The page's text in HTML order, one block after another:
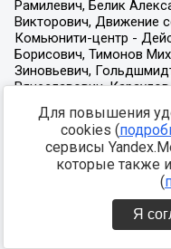
Для повышения
cookies (
сервисы
которые также
(
Я